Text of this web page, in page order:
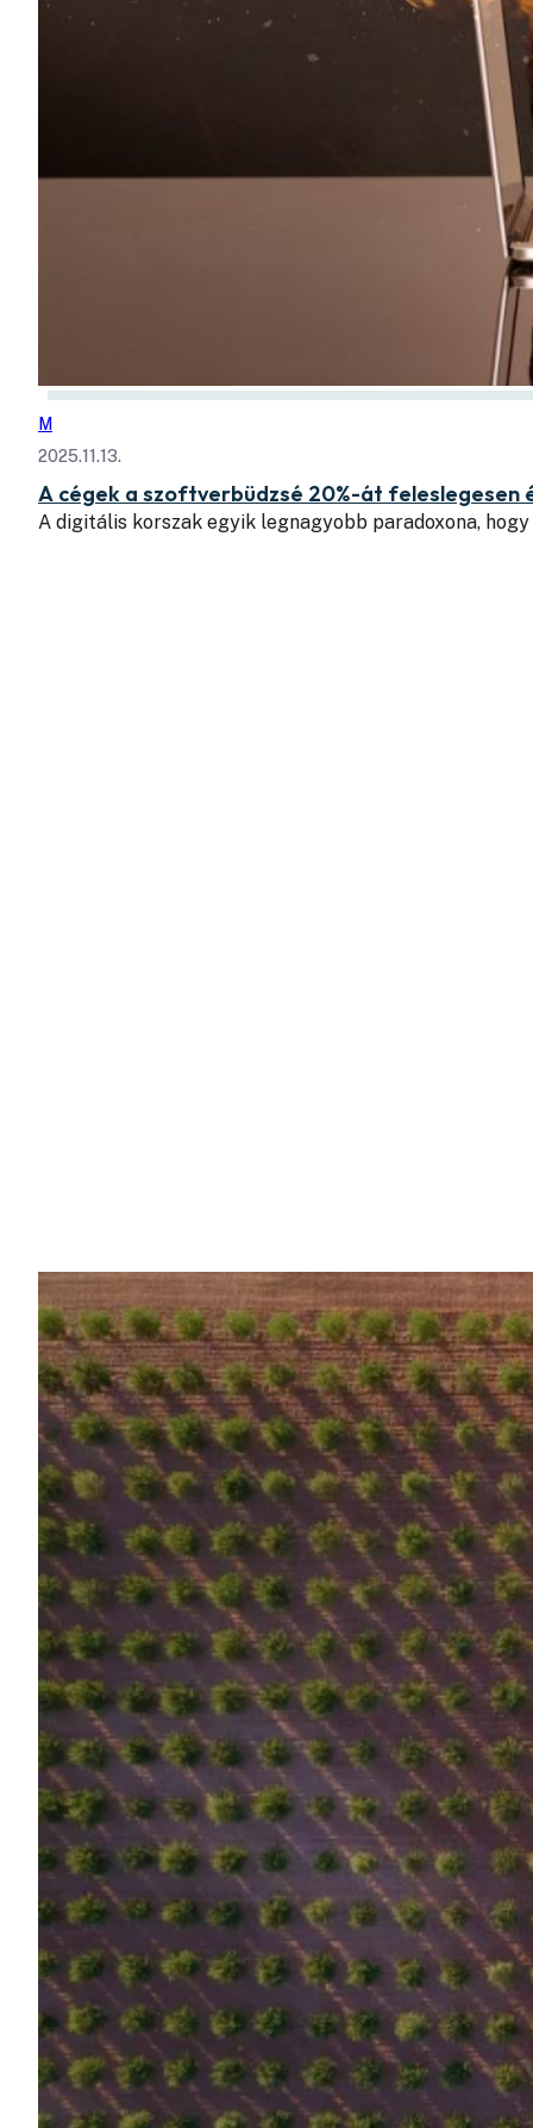
M
2025.11.13.
A cégek a szoftverbüdzsé 20%-át
A digitális korszak egyik legnagyobb paradoxona,